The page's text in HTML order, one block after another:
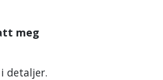
meg
detaljer.